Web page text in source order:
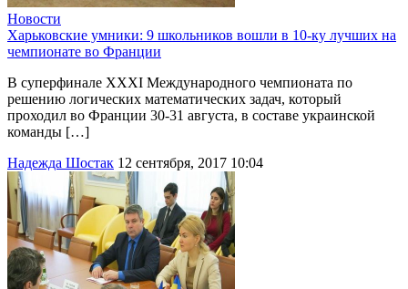
Новости
Харьковские умники: 9 школьников вошли в 10-ку лучших на
чемпионате во Франции
В суперфинале ХХХІ Международного чемпионата по
решению логических математических задач, который
проходил во Франции 30-31 августа, в составе украинской
команды […]
Надежда Шостак 12 сентября, 2017 10:04